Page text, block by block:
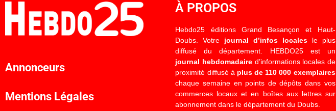
Annonceurs
Mentions Légales
À PROPOS
Hebdo25 éditions Grand Besançon et Haut-
Doubs. Votre journal d’infos localesle plus
diffusé du département. HEBDO25 est un
journal hebdomadaired’informations locales de
proximité diffusé à plus de 110 000 exemplaires
chaque semaine en points de dépôts dans vos
commerces locaux et en boîtes aux lettres sur
abonnement dans le département du Doubs.